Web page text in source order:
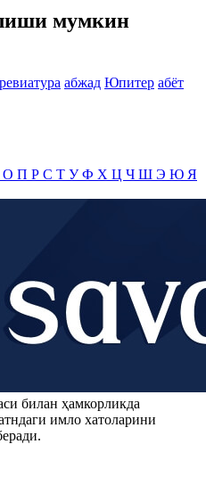
мумкин
абжад Юпитер абёт
О П Р С Т УФ Х Ц Ч Ш Э Ю Я
билан ҳамкорликда
имло хатоларини